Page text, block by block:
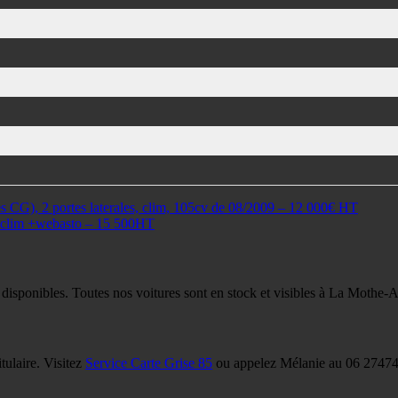
2 portes laterales, clim, 105cv de 08/2009 – 12 000€ HT
+webasto – 15 500HT
Toutes nos voitures sont en stock et visibles à La Mothe-
Visitez Service Carte Grise 85 ou appelez Mélanie au 06